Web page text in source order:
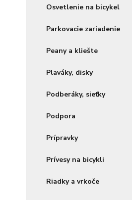
Osvetlenie na bicykel
Parkovacie zariadenie
Peany a kliešte
Plaváky, disky
Podberáky, sieťky
Podpora
Prípravky
Prívesy na bicykli
Riadky a vrkoče